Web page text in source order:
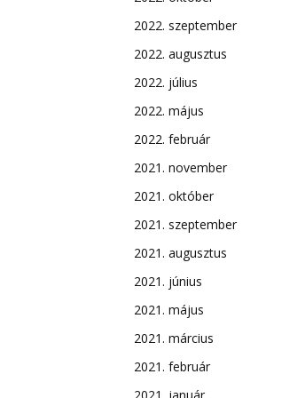
2022. szeptember
2022. augusztus
2022. július
2022. május
2022. február
2021. november
2021. október
2021. szeptember
2021. augusztus
2021. június
2021. május
2021. március
2021. február